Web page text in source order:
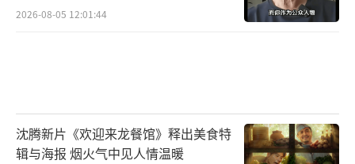
2026-08-05 12:01:44
沈腾新片《欢迎来龙餐馆》释出美食特
辑与海报 烟火气中见人情温暖